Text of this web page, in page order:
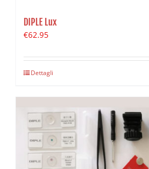
DIPLE Lux
€62.95
Dettagli